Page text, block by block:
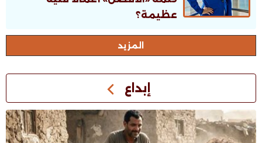
عظيمة؟
اﻟﻤﺰﻳﺪ
إبداع